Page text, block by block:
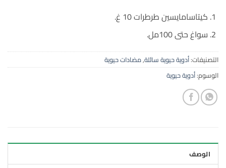
كيتاسامايسين طرطرات 10 غ.
سواغ حتى 100مل.
التصنيفات:أدوية حيوية سائلة,مضادات حيوية
الوسوم:أدوية حيوية
الوصف